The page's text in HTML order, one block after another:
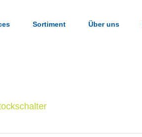
Sortiment Über uns